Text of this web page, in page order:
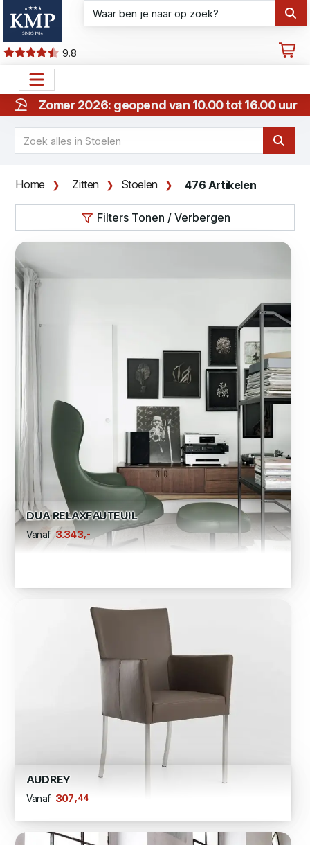
9.8
Zomer 2026: geopend van 10.00 tot 16.00 uur
Home Zitten Stoelen 476 Artikelen
Filters Tonen / Verbergen
DUA RELAXFAUTEUIL
Vanaf 3.343 ,-
AUDREY
Vanaf 307 ,44